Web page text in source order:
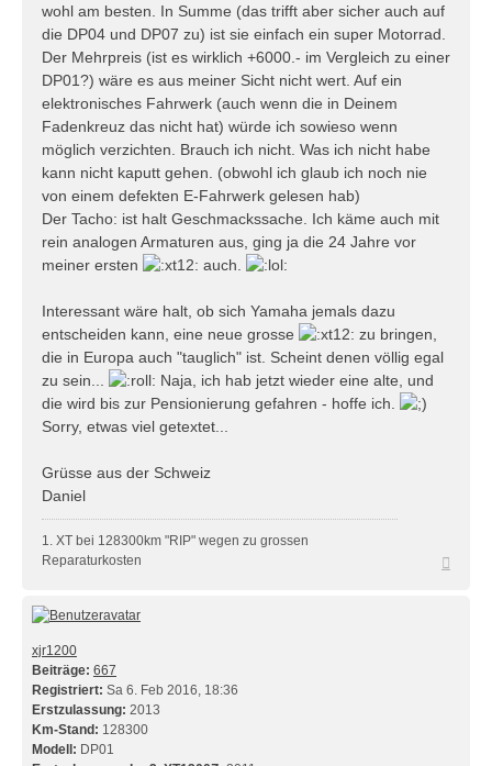
wohl am besten. In Summe (das trifft aber sicher auch auf
die DP04 und DP07 zu) ist sie einfach ein super Motorrad.
Der Mehrpreis (ist es wirklich +6000.- im Vergleich zu einer
DP01?) wäre es aus meiner Sicht nicht wert. Auf ein
elektronisches Fahrwerk (auch wenn die in Deinem
Fadenkreuz das nicht hat) würde ich sowieso wenn
möglich verzichten. Brauch ich nicht. Was ich nicht habe
kann nicht kaputt gehen. (obwohl ich glaub ich noch nie
von einem defekten E-Fahrwerk gelesen hab)
Der Tacho: ist halt Geschmackssache. Ich käme auch mit
rein analogen Armaturen aus, ging ja die 24 Jahre vor
meiner ersten
auch.
Interessant wäre halt, ob sich Yamaha jemals dazu
entscheiden kann, eine neue grosse
zu bringen,
die in Europa auch "tauglich" ist. Scheint denen völlig egal
zu sein...
Naja, ich hab jetzt wieder eine alte, und
die wird bis zur Pensionierung gefahren - hoffe ich.
Sorry, etwas viel getextet...
Grüsse aus der Schweiz
Daniel
1. XT bei 128300km "RIP" wegen zu grossen
Reparaturkosten
xjr1200
Beiträge: 667
Registriert: Sa 6. Feb 2016, 18:36
Erstzulassung: 2013
Km-Stand: 128300
Modell: DP01